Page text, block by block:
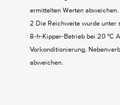
ermittelten Werten abweichen.
2 Die Reichweite wurde unter
8‑h‑Kipper‑Betrieb bei 20 °C
Vorkonditionierung,
abweichen.